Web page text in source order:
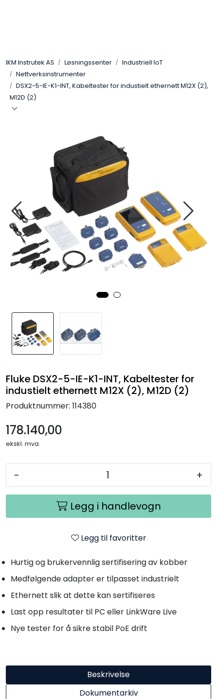
IKM Instrutek AS Løsningssenter
Industriell IoT
Nettverksinstrumenter
DSX2-5-IE-K1-INT, Kabeltester for industielt ethernett M12X (2),
M12D (2)
Fluke DSX2-5-IE-K1-INT, Kabeltester for
industielt ethernett M12X (2), M12D (2)
Produktnummer: 114380
178.140,00
ekskl. mva.
- +
Legg i handlevogn
Legg til favoritter
Hurtig og brukervennlig sertifisering av kobber
Medfølgende adapter er tilpasset industrielt
Ethernett slik at dette kan sertifiseres
Last opp resultater til PC eller LinkWare Live
Nye tester for å sikre stabil PoE drift
Beskrivelse
Dokumentarkiv
Elektro
Elektronikk
Frekvensomformere
Miljø og sikkerhet
Kalibratorer
Termografi
Undervisning
Tilbehør
Outlet